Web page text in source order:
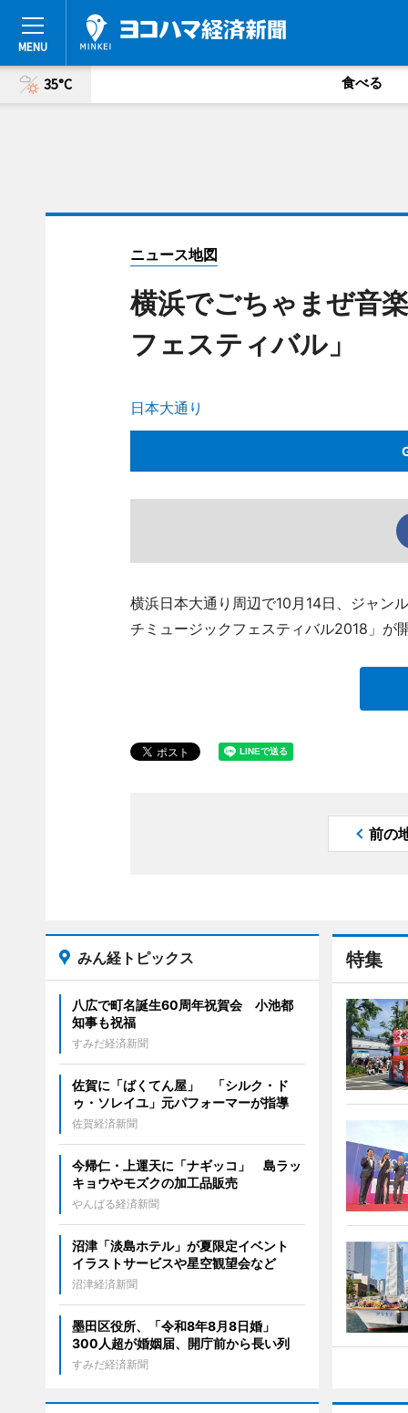
35°C 食べる
ニュース地図
横浜でごちゃまぜ音
フェスティバル」
日本大通り
横浜日本大通り周辺で10月14日、ジャン
チミュージックフェスティバル2018」が
前の
特集
みん経トピックス
八広で町名誕生60周年祝賀会 小池都
知事も祝福
すみだ経済新聞
佐賀に「ばくてん屋」 「シルク・ド
ゥ・ソレイユ」元パフォーマーが指導
佐賀経済新聞
今帰仁・上運天に「ナギッコ」 島ラッ
キョウやモズクの加工品販売
やんばる経済新聞
沼津「淡島ホテル」が夏限定イベント
イラストサービスや星空観望会など
沼津経済新聞
墨田区役所、「令和8年8月8日婚」
300人超が婚姻届、開庁前から長い列
すみだ経済新聞